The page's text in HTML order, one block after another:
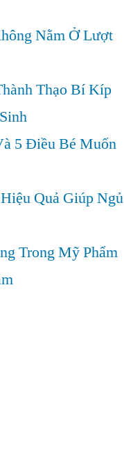
Nằm Ở Lượt
Thạo Bí Kíp
5 Điều Bé Muốn
Quả Giúp Ngủ
Trong Mỹ Phẩm